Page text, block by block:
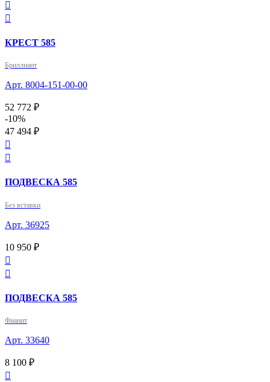


КРЕСТ 585
Бриллиант
Арт. 8004-151-00-00
52 772 ₽
-10%
47 494 ₽


ПОДВЕСКА 585
Без вставки
Арт. 36925
10 950 ₽


ПОДВЕСКА 585
Фианит
Арт. 33640
8 100 ₽
